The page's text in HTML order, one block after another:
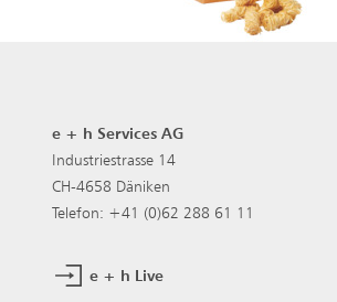
e + h Services AG
Industriestrasse 14
CH-4658 Däniken
Telefon: +41 (0)62 288 61 11
e + h Live